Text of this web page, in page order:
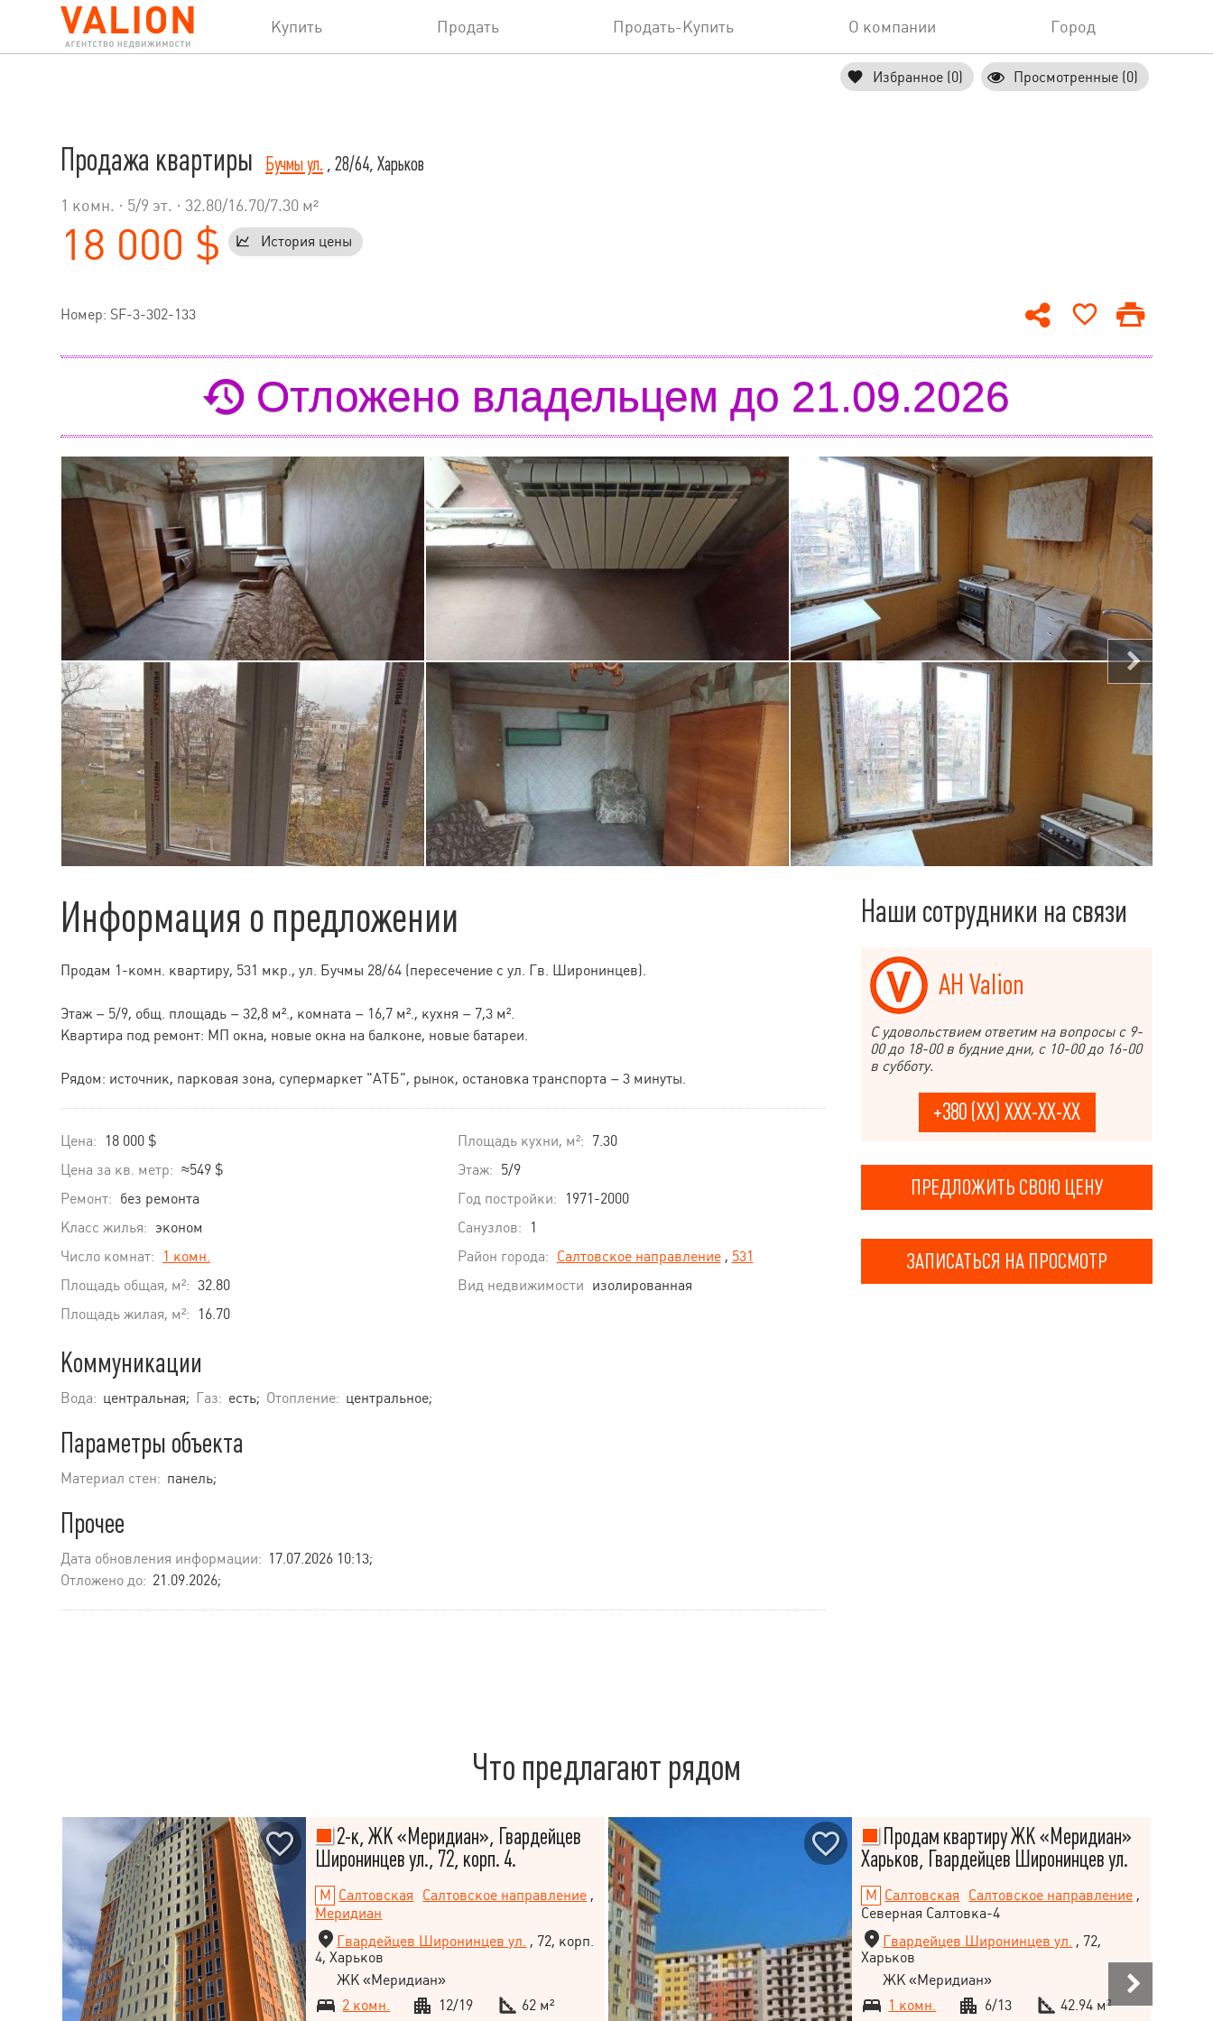
Купить Продать Продать-Купить О компании Город
Избранное (0) Просмотренные (0)
Продажа квартиры Бучмы ул. , 28/64, Харьков
1 комн. · 5/9 эт. · 32.80/16.70/7.30 м²
18 000 $ История цены
Номер: SF-3-302-133
Отложено владельцем до 21.09.2026
Информация о предложении
Продам 1-комн. квартиру, 531 мкр., ул. Бучмы 28/64 (пересечение с ул. Гв. Широнинцев).
Этаж – 5/9, общ. площадь – 32,8 м²., комната – 16,7 м²., кухня – 7,3 м².
Квартира под ремонт: МП окна, новые окна на балконе, новые батареи.
Рядом: источник, парковая зона, супермаркет "АТБ", рынок, остановка транспорта – 3 минуты.
Цена:
18 000 $
Цена за кв. метр: ≈549 $
Ремонт: без ремонта
Класс жилья: эконом
Число комнат:
1 комн.
Площадь общая, м²: 32.80
Площадь жилая, м²:
16.70
Площадь кухни, м²: 7.30
Этаж: 5/9
Год постройки:
1971-2000
Санузлов:
1
Район города: Салтовское направление, 531
Вид недвижимости изолированная
Коммуникации
Вода: центральная; Газ: есть; Отопление: центральное;
Параметры объекта
Материал стен: панель;
Прочее
Дата обновления информации: 17.07.2026 10:13;
Отложено до: 21.09.2026;
Наши сотрудники на связи
АН Valion
С удовольствием ответим на вопросы с 9-
00 до 18-00 в будние дни, с 10-00 до 16-00
в субботу.
+380 (XX) XXX-XX-XX
ПРЕДЛОЖИТЬ СВОЮ ЦЕНУ
ЗАПИСАТЬСЯ НА ПРОСМОТР
Что предлагают рядом
2-к, ЖК «Меридиан», Гвардейцев
Широнинцев ул., 72, корп. 4.
Салтовская Салтовское направление ,
Меридиан
Гвардейцев Широнинцев ул. , 72, корп.
4, Харьков
ЖК «Меридиан»
2 комн.
12/19
62 м²
Продам квартиру ЖК «Меридиан»
Харьков, Гвардейцев Широнинцев ул.
Салтовская Салтовское направление ,
Северная Салтовка-4
Гвардейцев Широнинцев ул. , 72,
Харьков
ЖК «Меридиан»
1 комн.
6/13
42.94 м²